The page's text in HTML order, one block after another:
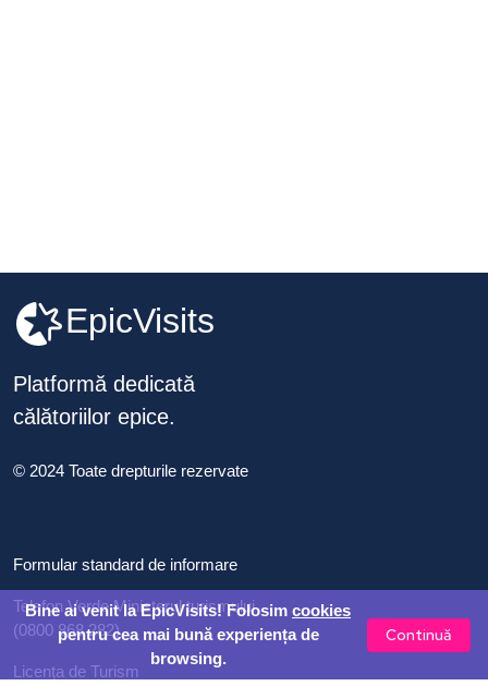
EpicVisits
Platformă dedicată
călătoriilor epice.
© 2024 Toate drepturile rezervate
Formular standard de informare
Telefon Verde Ministerul turismului
(0800 868 282)
Licența de Turism
Bine ai venit la EpicVisits! Folosim cookies
pentru cea mai bună experiența de
browsing.
Continuă